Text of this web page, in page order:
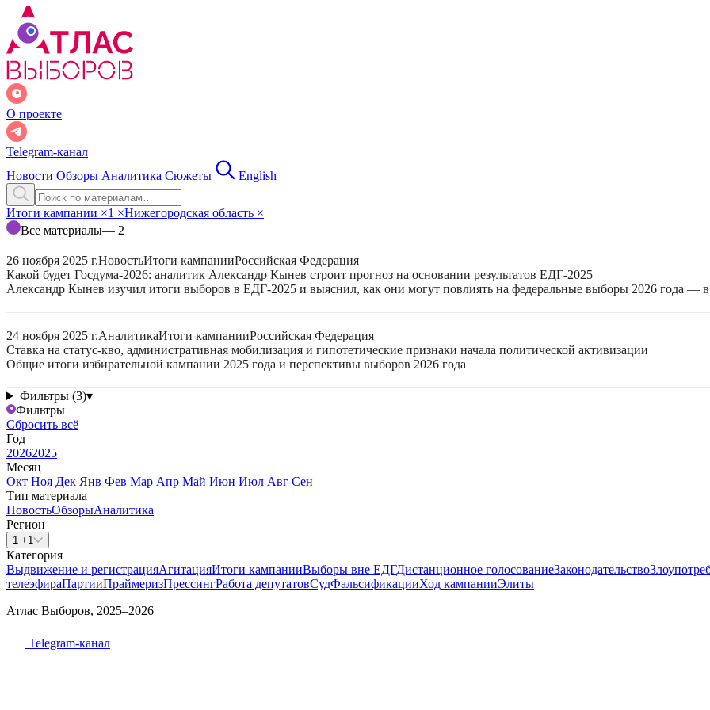
О проекте
Telegram-канал
Новости Обзоры Аналитика Сюжеты English
Итоги кампании ×1 ×Нижегородская область ×
Все материалы— 2
26 ноября 2025 г.НовостьИтоги кампанииРоссийская Федерация
Какой будет Госдума-2026: аналитик Александр Кынев строит прогноз на основании результатов ЕДГ-2025
Александр Кынев изучил итоги выборов в ЕДГ-2025 и выяснил, как они могут повлиять на федеральные выборы 2026 года —
24 ноября 2025 г.АналитикаИтоги кампанииРоссийская Федерация
Ставка на статус-кво, административная мобилизация и гипотетические признаки начала политической активизации
Общие итоги избирательной кампании 2025 года и перспективы выборов 2026 года
Фильтры (3)▾
Фильтры
Сбросить всё
Год
20262025
Месяц
Окт Ноя Дек Янв Фев Мар Апр Май Июн Июл Авг Сен
Тип материала
НовостьОбзорыАналитика
Регион
1 +1
Категория
Выдвижение и регистрацияАгитацияИтоги кампанииВыборы вне ЕДГДистанционное голосованиеЗаконодательство
телеэфираПартииПраймеризПрессингРабота депутатовСудФальсификацииХод кампанииЭлиты
Атлас Выборов, 2025–2026
Telegram-канал